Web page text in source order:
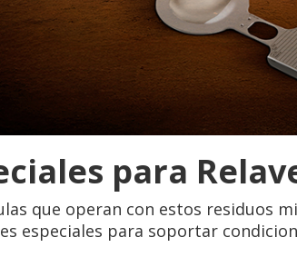
para
que operan con estos residuos
especiales para soportar